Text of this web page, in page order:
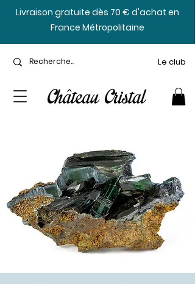
​Livraison gratuite dès 70 € d'achat en
France Métropolitaine
Le club